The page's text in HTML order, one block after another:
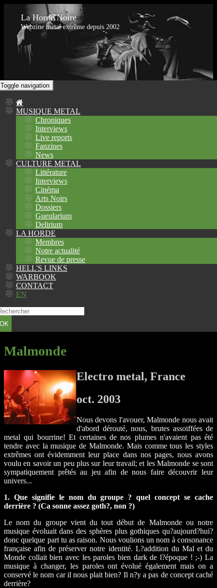
La Horde Noire
Webzine metal extrême depuis 2002
Toggle navigation
MUSIQUE METAL
Chroniques
Interviews
Live reports
Fanzines
News
CULTURE METAL
Littérature
Interviews
Cinéma
Arts Noirs
Dossiers
Gueularium
Delirium
LA HORDE
Membres
Notre actualité
Revue de presse
HELL'S LINKS
WARBOOK
CONTACT
EN
OK
Malmonde
Electro metal, France
oct. 2003
Nous devons l'avouer, Malmonde nous avait
d'abord dérouté, nous, brutes assoiffées de
metal qui bourrine! Et certaines de nos plumes n'avaient pas été
tendre avec la musique de Malmonde. Mais comme tous les styles
extrêmes ont évidemment leur place dans nos pages, nous avons
voulu en savoir un peu plus sur leur travail; et les Malmonde se sont
sympatiquement prêtés au jeu afin de nous faire découvrir leur
univers...
1. Que signifie le nom du groupe ? quel concept se cache
derrière ? (Ca sonne assez goth?, non ?)
Le nom du groupe vient du tout début de Malmonde ou notre
musique évoluait dans des sphères plus gothiques qu?aujourd?hui?
donc quelque part tu as raison. Nous voulions un nom à consonance
française afin de préserver notre identité. L?addition du Mal et du
Monde collait bien avec les paroles bien dark de l?époque ! ;-) La
musique à changer, les paroles ont évolué également mais on a
conservé le nom car il nous plait bien? Il n?y a pas de concept caché
derrière?